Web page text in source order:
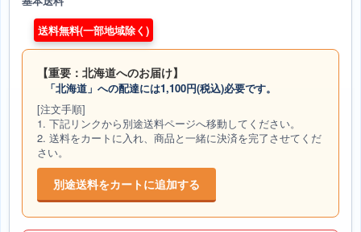
送料無料(一部地域除く)
【重要：北海道へのお届け】
「北海道」への配達には1,100円(税込)必要です。
[注文手順]
1. 下記リンクから別途送料ページへ移動してください。
2. 送料をカートに入れ、商品と一緒に決済を完了させてくだ
さい。
別途送料をカートに追加する